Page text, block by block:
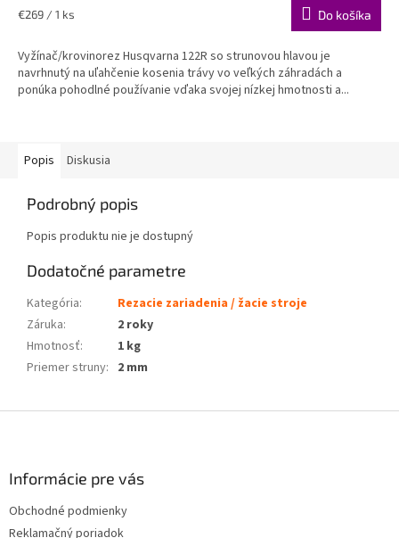
Jednotková
€269 / 1 ks Do košíka
Vyžínač/krovinorez Husqvarna 122R so strunovou hlavou je
navrhnutý na uľahčenie kosenia trávy vo veľkých záhradách a
ponúka pohodlné používanie vďaka svojej nízkej hmotnosti a...
Popis Diskusia
Podrobný popis
Popis produktu nie je dostupný
Dodatočné parametre
Kategória:
Rezacie zariadenia / žacie stroje
Záruka:
2 roky
Hmotnosť:
1 kg
Priemer struny: 2 mm
Informácie pre vás
Obchodné podmienky
Reklamačný poriadok